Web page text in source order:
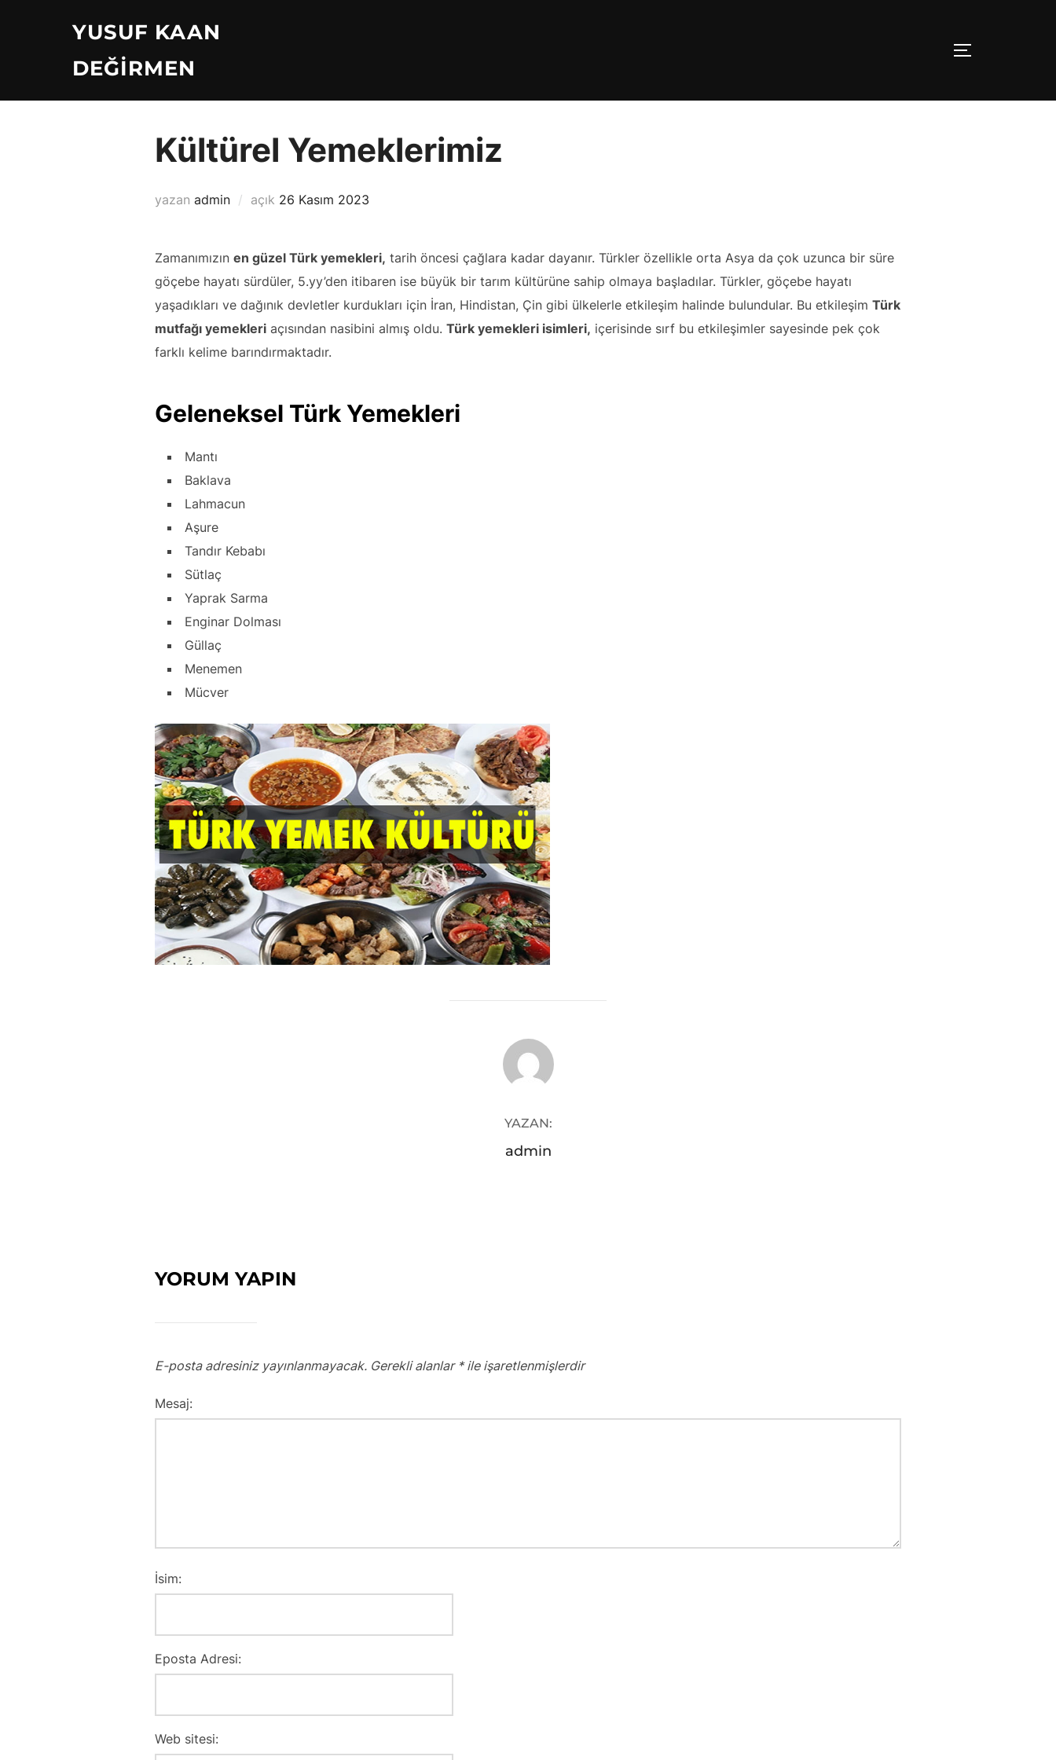
YUSUF KAAN
DEĞIRMEN
YAN MENÜ
Kültürel Yemeklerimiz
yazan admin açık Yayımlanma
26 Kasım 2023
Zamanımızın en güzel Türk yemekleri, tarih öncesi çağlara kadar dayanır. Türkler özellikle orta Asya da çok uzunca bir süre
göçebe hayatı sürdüler, 5.yy’den itibaren ise büyük bir tarım kültürüne sahip olmaya başladılar. Türkler, göçebe hayatı
yaşadıkları ve dağınık devletler kurdukları için İran, Hindistan, Çin gibi ülkelerle etkileşim halinde bulundular. Bu etkileşim Türk
mutfağı yemekleri açısından nasibini almış oldu. Türk yemekleri isimleri, içerisinde sırf bu etkileşimler sayesinde pek çok
farklı kelime barındırmaktadır.
Geleneksel Türk Yemekleri
Mantı
Baklava
Lahmacun
Aşure
Tandır Kebabı
Sütlaç
Yaprak Sarma
Enginar Dolması
Güllaç
Menemen
Mücver
YAZAR
YAZAN:
admin
YORUM YAPIN
E-posta adresiniz yayınlanmayacak. Gerekli alanlar *ile işaretlenmişlerdir
Mesaj:
İsim:
Eposta Adresi:
Web sitesi: